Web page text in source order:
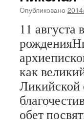
Опубликовано
11 августа
как
Ликийской
обет